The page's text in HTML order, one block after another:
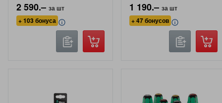
2 590.– за шт
+ 103 бонуса
1 190.– за шт
+ 47 бонусов